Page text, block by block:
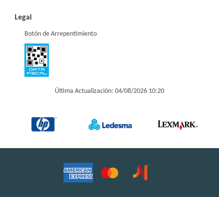
Legal
Botón de Arrepentimiento
Última Actualización: 04/08/2026 10:20